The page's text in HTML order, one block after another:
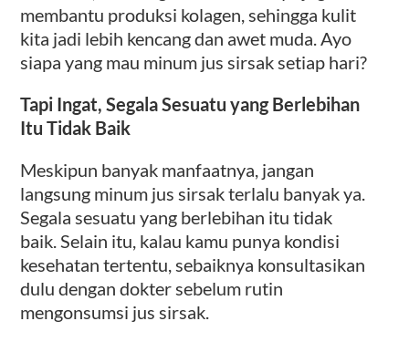
membantu produksi kolagen, sehingga kulit
kita jadi lebih kencang dan awet muda. Ayo
siapa yang mau minum jus sirsak setiap hari?
Tapi Ingat, Segala Sesuatu yang Berlebihan
Itu Tidak Baik
Meskipun banyak manfaatnya, jangan
langsung minum jus sirsak terlalu banyak ya.
Segala sesuatu yang berlebihan itu tidak
baik. Selain itu, kalau kamu punya kondisi
kesehatan tertentu, sebaiknya konsultasikan
dulu dengan dokter sebelum rutin
mengonsumsi jus sirsak.